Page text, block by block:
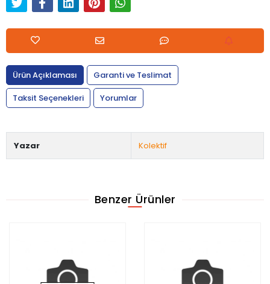
Ürün Açıklaması
Garanti ve Teslimat
Taksit Seçenekleri
Yorumlar
Yazar Kolektif
Benzer Ürünler